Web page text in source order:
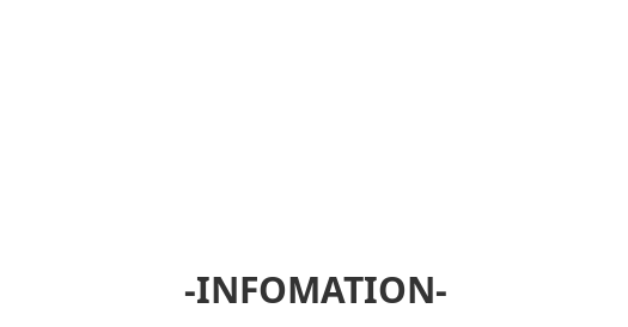
-INFOMATION-